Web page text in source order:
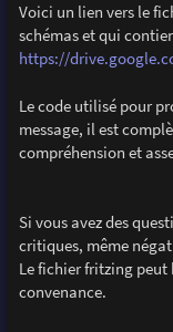
Voici un lien vers le
schémas et qui
https://
Le code utilisé pour
message, il est
compréhension et
Si vous avez des
critiques, même
Le fichier fritzing
convenance.